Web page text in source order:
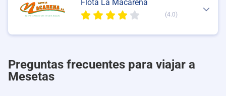
Flota La Macarena
(4.0)
Preguntas frecuentes para viajar a
Mesetas